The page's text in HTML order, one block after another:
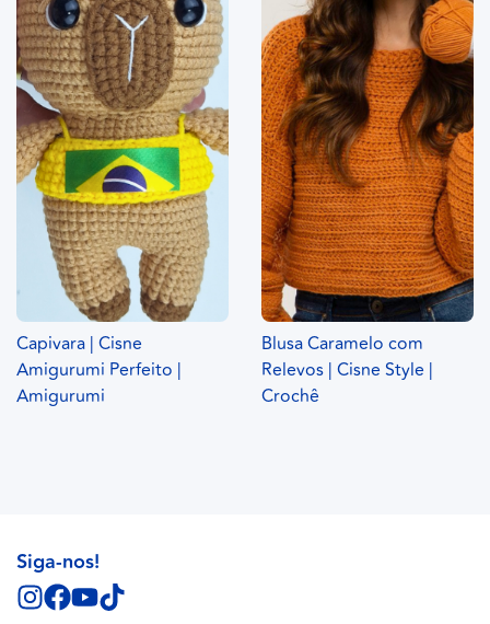
Capivara | Cisne
Amigurumi Perfeito |
Amigurumi
Blusa Caramelo com
Relevos | Cisne Style |
Crochê
Siga-nos!